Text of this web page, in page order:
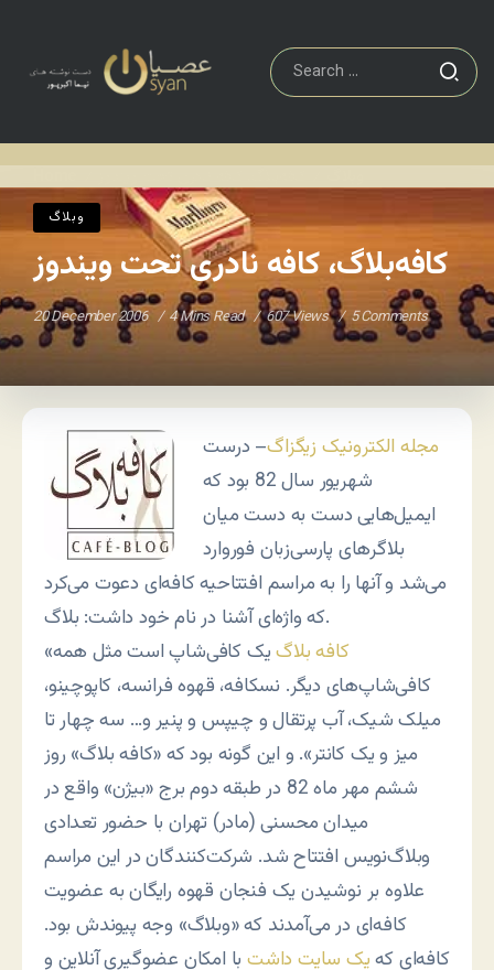
وبلاگ
کافه‌بلاگ، کافه نادری تحت ویندوز
20 December 2006 4 Mins Read 607 Views 5 Comments
مجله الکترونیک زیگزاگ– درست
شهریور سال 82 بود که
ایمیل‌هایی دست به دست میان
بلاگرهای پارسی‌زبان فوروارد
می‌شد و آنها را به مراسم افتتاحیه کافه‌ای دعوت می‌کرد
که واژه‌ای آشنا در نام خود داشت: بلاگ.
«
کافه بلاگیک کافی‌شاپ است مثل همه
کافی‌شاپ‌های دیگر. نسکافه، قهوه فرانسه، کاپوچینو،
میلک شیک، آب پرتقال و چیپس و پنیر و… سه چهار تا
میز و یک کانتر». و این گونه بود که «کافه بلاگ» روز
ششم مهر ماه 82 در طبقه دوم برج «بیژن» واقع در
میدان محسنی (مادر) تهران با حضور تعدادی
وبلاگ‌نویس افتتاح شد. شرکت‌کنندگان در این مراسم
علاوه بر نوشیدن یک فنجان قهوه رایگان به عضویت
کافه‌ای در می‌آمدند که «وبلاگ» وجه پیوندش بود.
کافه‌ای کهیک سایت داشتبا امکان عضوگیری آنلاین و